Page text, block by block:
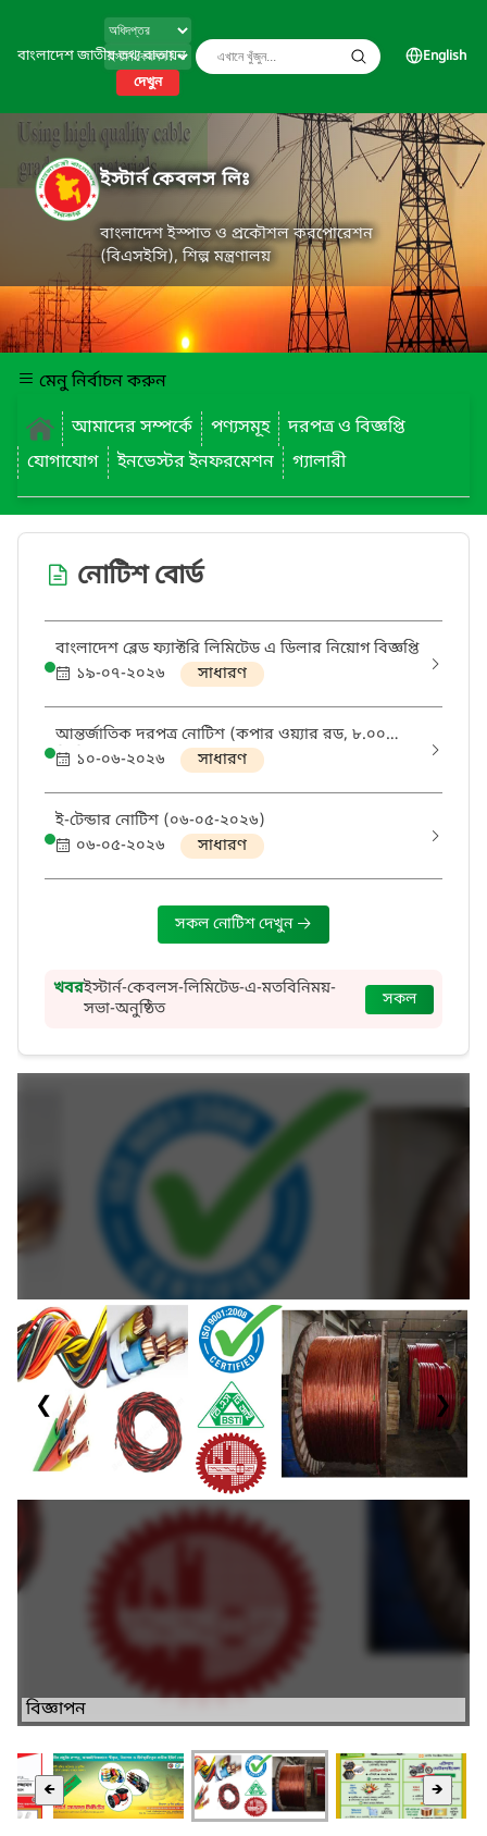
বাংলাদেশ জাতীয় তথ্য বাতায়ন
দেখুন
English
ইস্টার্ন কেবলস লিঃ
বাংলাদেশ ইস্পাত ও প্রকৌশল করপোরেশন
(বিএসইসি), শিল্প মন্ত্রণালয়
মেনু নির্বাচন করুন
আমাদের সম্পর্কে
পণ্যসমূহ
দরপত্র ও বিজ্ঞপ্তি
যোগাযোগ
ইনভেস্টর ইনফরমেশন গ্যালারী
নোটিশ বোর্ড
বাংলাদেশ ব্লেড ফ্যাক্টরি লিমিটেড এ ডিলার নিয়োগ বিজ্ঞপ্তি
১৯-০৭-২০২৬
সাধারণ
আন্তর্জাতিক দরপত্র নোটিশ (কপার ওয়্যার রড, ৮.০০
মি.মি.)১০-০৬-২০২৬ সাধারণ
ই-টেন্ডার নোটিশ (০৬-০৫-২০২৬)
০৬-০৫-২০২৬
সাধারণ
সকল নোটিশ দেখুন
খবরইস্টার্ন-কেবলস-লিমিটেড-এ-মতবিনিময়-
সভা-অনুষ্ঠিত
সকল
বিজ্ঞাপন
❮ ❯
🡸 🡺